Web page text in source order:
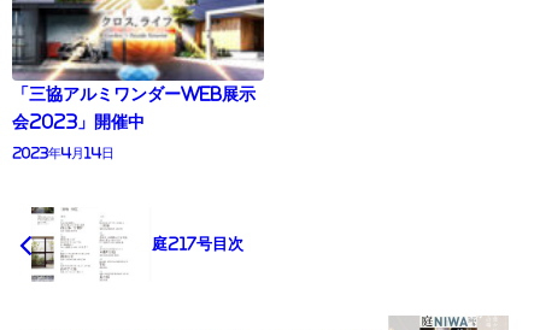
「三協アルミワンダーWEB展示
会2023」開催中
2023年4月14日
庭217号目次